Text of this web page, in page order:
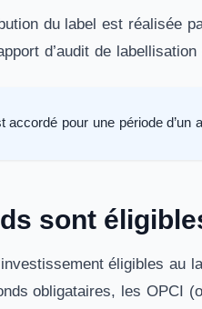
du label est réalisée
d’audit de
accordé pour une période d’un
sont
éligibles au
obligataires, les OPCI